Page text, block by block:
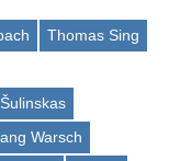
Thomas Sing
Warsch